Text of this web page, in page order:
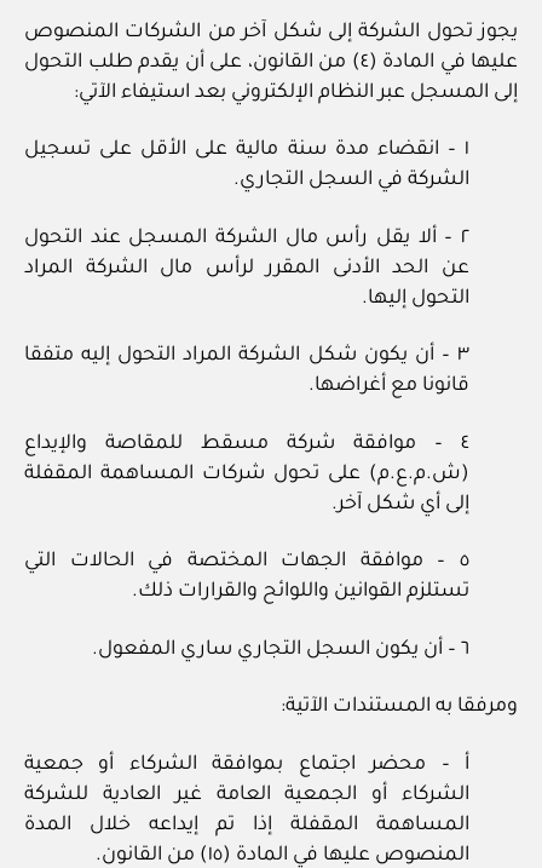
يجوز تحول الشركة إلى شكل آخر من الشركات المنصوص
عليها في المادة (٤) من القانون، على أن يقدم طلب التحول
إلى المسجل عبر النظام الإلكتروني بعد استيفاء الآتي:
١ – انقضاء مدة سنة مالية على الأقل على تسجيل
الشركة في السجل التجاري.
٢ – ألا يقل رأس مال الشركة المسجل عند التحول
عن الحد الأدنى المقرر لرأس مال الشركة المراد
التحول إليها.
٣ – أن يكون شكل الشركة المراد التحول إليه متفقا
قانونا مع أغراضها.
٤ – موافقة شركة مسقط للمقاصة والإيداع
(ش.م.ع.م) على تحول شركات المساهمة المقفلة
إلى أي شكل آخر.
٥ – موافقة الجهات المختصة في الحالات التي
تستلزم القوانين واللوائح والقرارات ذلك.
٦ – أن يكون السجل التجاري ساري المفعول.
ومرفقا به المستندات الآتية:
أ – محضر اجتماع بموافقة الشركاء أو جمعية
الشركاء أو الجمعية العامة غير العادية للشركة
المساهمة المقفلة إذا تم إيداعه خلال المدة
المنصوص عليها في المادة (١٥) من القانون.